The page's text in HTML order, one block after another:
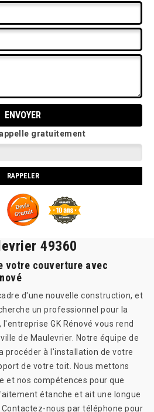
gratuitement
49360
votre couverture avec
d'une nouvelle construction, et
un professionnel pour la
GK Rénové vous rend
de Maulevrier. Notre équipe de
procéder à l'installation de votre
de votre toit. Nous mettons
et nos compétences pour que
étanche et ait une longue
nous par téléphone pour